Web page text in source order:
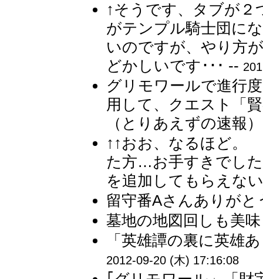
↑そうです、タブが
がテンプル騎士団に
いのですが、やり方
どかしいです･･･ --
グリモワールで進行
用して、クエスト「
（とりあえずの速報
↑↑おお、なるほど。
た方…お手すきでし
を追加してもらえな
留守番Aさんありが
墓地の地図回しも美
「英雄譚の裏に英雄
2012-09-20 (木) 17:16:08